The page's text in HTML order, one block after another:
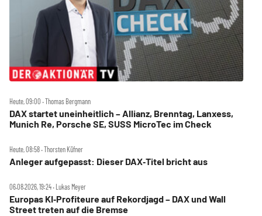
Heute, 09:00 ‧ Thomas Bergmann
DAX startet uneinheitlich – Allianz, Brenntag, Lanxess,
Munich Re, Porsche SE, SUSS MicroTec im Check
Heute, 08:58 ‧ Thorsten Küfner
Anleger aufgepasst: Dieser DAX‑Titel bricht aus
06.08.2026, 19:24 ‧ Lukas Meyer
Europas KI‑Profiteure auf Rekordjagd – DAX und Wall
Street treten auf die Bremse